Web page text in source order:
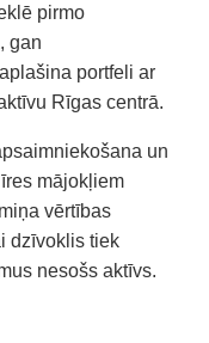
pirmo
gan
portfeli ar
Rīgas centrā.
un
mājokļiem
vērtības
dzīvoklis tiek
nesošs aktīvs.